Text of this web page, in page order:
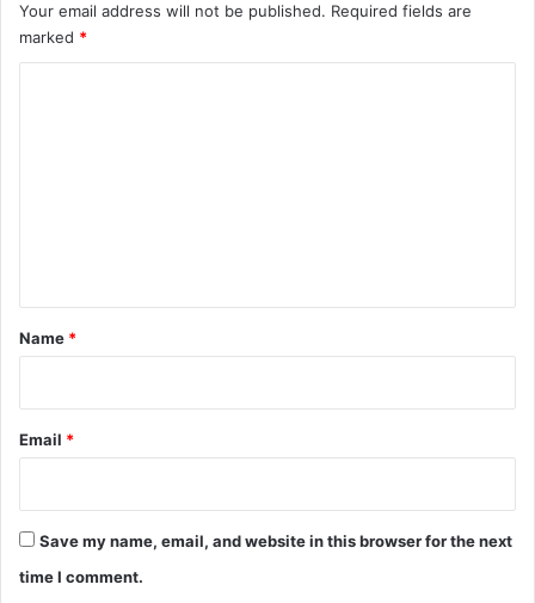
Your email address will not be published. Required fields are
marked *
*
Name *
Email *
Save my name, email, and website in this browser for the next
time I comment.